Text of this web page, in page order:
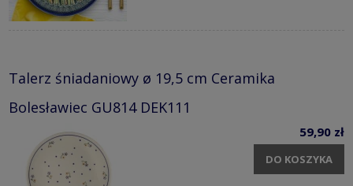
Talerz śniadaniowy ø 19,5 cm Ceramika
Bolesławiec GU814 DEK111
59,90 zł
DO KOSZYKA